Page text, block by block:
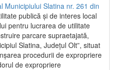
Municipiului Slatina nr. 261 din
publică și de interes local
pentru lucrarea de utilitate
parcare supraetajată,
Slatina, Județul Olt”, situat
procedurii de expropriere
de expropriere